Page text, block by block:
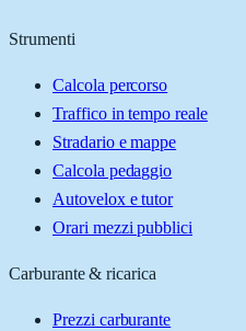
Strumenti
Calcola percorso
Traffico in tempo reale
Stradario e mappe
Calcola pedaggio
Autovelox e tutor
Orari mezzi pubblici
Carburante & ricarica
Prezzi carburante